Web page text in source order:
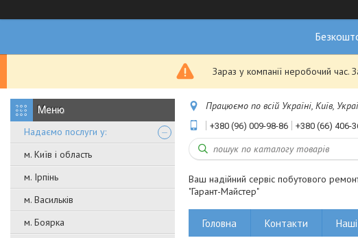
Зараз у компанії неробочий час.
Надаємо послуги у:
м. Київ і область
м. Ірпінь
м. Васильків
м. Боярка
Працюємо по всій Україні, Київ,
+380 (96) 009-98-86 +380 (66) 406-
Ваш надійний сервіс побутового
"Гарант-Майстер"
Головна Контакти